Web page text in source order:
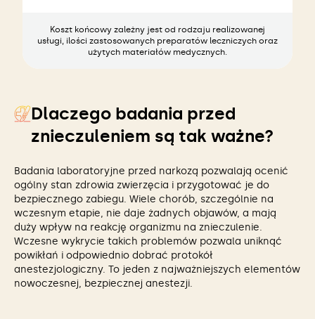
Koszt końcowy zależny jest od rodzaju realizowanej
usługi, ilości zastosowanych preparatów leczniczych oraz
użytych materiałów medycznych.
Dlaczego badania przed
znieczuleniem są tak ważne?
Badania laboratoryjne przed narkozą pozwalają ocenić
ogólny stan zdrowia zwierzęcia i przygotować je do
bezpiecznego zabiegu. Wiele chorób, szczególnie na
wczesnym etapie, nie daje żadnych objawów, a mają
duży wpływ na reakcję organizmu na znieczulenie.
Wczesne wykrycie takich problemów pozwala uniknąć
powikłań i odpowiednio dobrać protokół
anestezjologiczny. To jeden z najważniejszych elementów
nowoczesnej, bezpiecznej anestezji.